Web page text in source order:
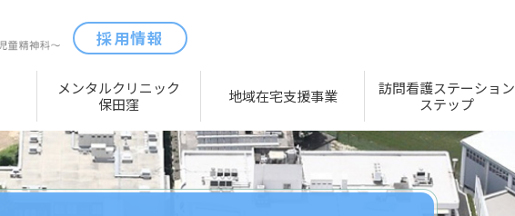
採用情報
メンタルクリニック
保田窪
地域在宅支援事業
訪問看護ステーション
ステップ